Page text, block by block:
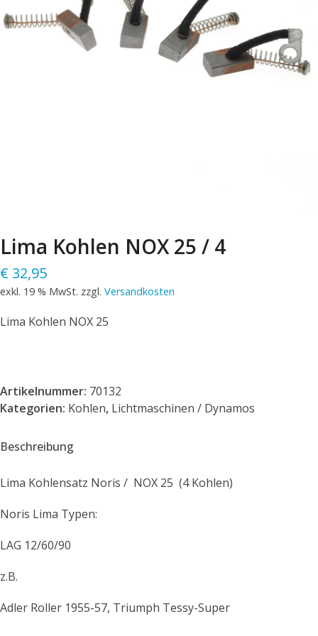
Lima Kohlen NOX 25 / 4
€ 32,95
exkl. 19 % MwSt. zzgl. Versandkosten
Lima Kohlen NOX 25
Artikelnummer: 70132
Kategorien: Kohlen, Lichtmaschinen / Dynamos
Beschreibung
Lima Kohlensatz Noris / NOX 25 (4 Kohlen)
Noris Lima Typen:
LAG 12/60/90
z.B.
Adler Roller 1955-57, Triumph Tessy-Super